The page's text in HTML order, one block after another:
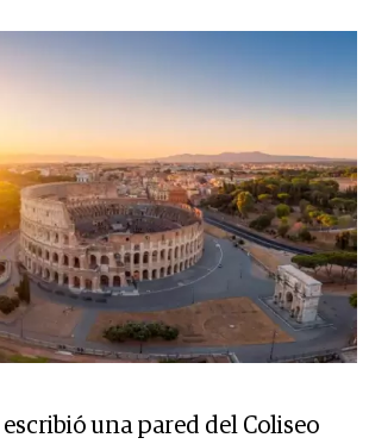
una pared del Coliseo